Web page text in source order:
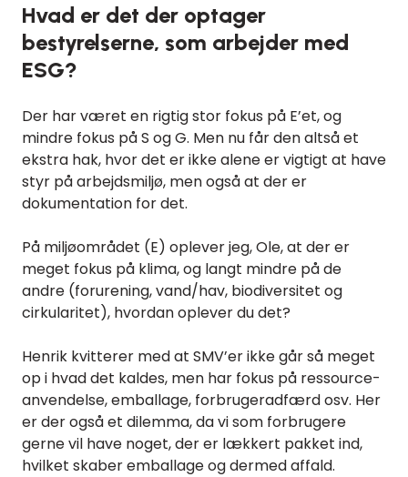
Hvad er det der optager
bestyrelserne, som arbejder med
ESG?
Der har været en rigtig stor fokus på E’et, og
mindre fokus på S og G. Men nu får den altså et
ekstra hak, hvor det er ikke alene er vigtigt at have
styr på arbejdsmiljø, men også at der er
dokumentation for det.
På miljøområdet (E) oplever jeg, Ole, at der er
meget fokus på klima, og langt mindre på de
andre (forurening, vand/hav, biodiversitet og
cirkularitet), hvordan oplever du det?
Henrik kvitterer med at SMV’er ikke går så meget
op i hvad det kaldes, men har fokus på ressource-
anvendelse, emballage, forbrugeradfærd osv. Her
er der også et dilemma, da vi som forbrugere
gerne vil have noget, der er lækkert pakket ind,
hvilket skaber emballage og dermed affald.